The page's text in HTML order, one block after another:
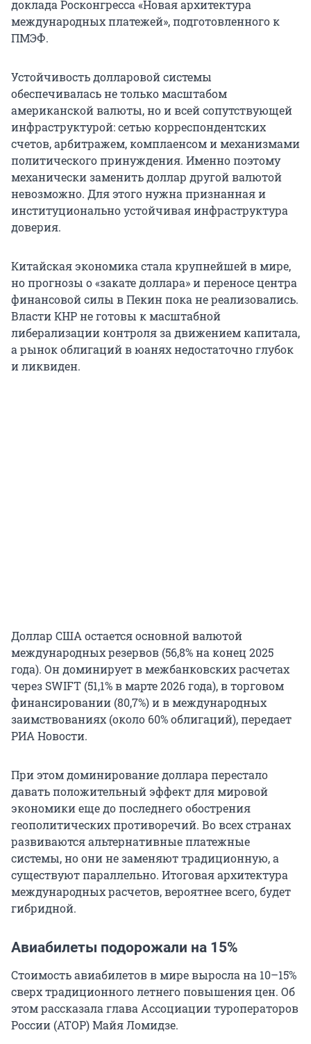
доклада Росконгресса «Новая архитектура
международных платежей», подготовленного к
ПМЭФ.
Устойчивость долларовой системы
обеспечивалась не только масштабом
американской валюты, но и всей сопутствующей
инфраструктурой: сетью корреспондентских
счетов, арбитражем, комплаенсом и механизмами
политического принуждения. Именно поэтому
механически заменить доллар другой валютой
невозможно. Для этого нужна признанная и
институционально устойчивая инфраструктура
доверия.
Китайская экономика стала крупнейшей в мире,
но прогнозы о «закате доллара» и переносе центра
финансовой силы в Пекин пока не реализовались.
Власти КНР не готовы к масштабной
либерализации контроля за движением капитала,
а рынок облигаций в юанях недостаточно глубок
и ликвиден.
Доллар США остается основной валютой
международных резервов (56,8% на конец 2025
года). Он доминирует в межбанковских расчетах
через SWIFT (51,1% в марте 2026 года), в торговом
финансировании (80,7%) и в международных
заимствованиях (около 60% облигаций), передает
РИА Новости.
При этом доминирование доллара перестало
давать положительный эффект для мировой
экономики еще до последнего обострения
геополитических противоречий. Во всех странах
развиваются альтернативные платежные
системы, но они не заменяют традиционную, а
существуют параллельно. Итоговая архитектура
международных расчетов, вероятнее всего, будет
гибридной.
Авиабилеты подорожали на 15%
Стоимость авиабилетов в мире выросла на 10–15%
сверх традиционного летнего повышения цен. Об
этом рассказала глава Ассоциации туроператоров
России (АТОР) Майя Ломидзе.